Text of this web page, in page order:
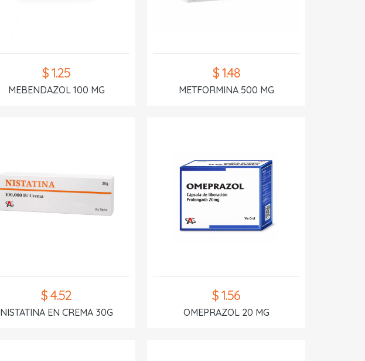
$ 1.25
MEBENDAZOL 100 MG
$ 1.48
METFORMINA 500 MG
$ 4.52
NISTATINA EN CREMA 30G
$ 1.56
OMEPRAZOL 20 MG